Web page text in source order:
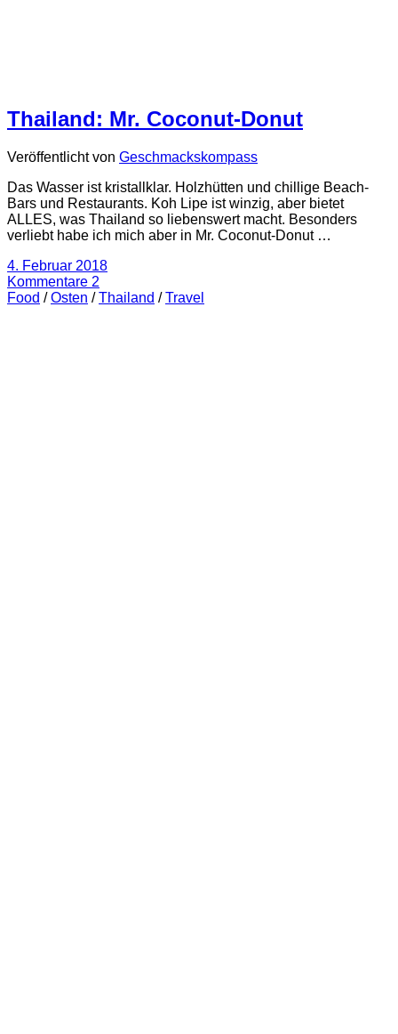
Thailand: Mr. Coconut-Donut
Veröffentlicht von Geschmackskompass
Das Wasser ist kristallklar. Holzhütten und chillige Beach-
Bars und Restaurants. Koh Lipe ist winzig, aber bietet
ALLES, was Thailand so liebenswert macht. Besonders
verliebt habe ich mich aber in Mr. Coconut-Donut …
4. Februar 2018
Kommentare 2
Food /Osten /Thailand /Travel